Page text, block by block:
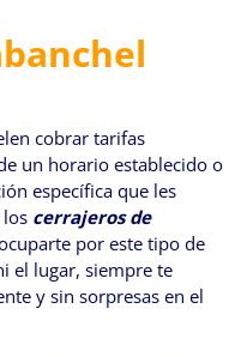
cobrar tarifas
un horario establecido o
específica que les
cerrajeros de
por este tipo de
el lugar, siempre te
y sin sorpresas en el